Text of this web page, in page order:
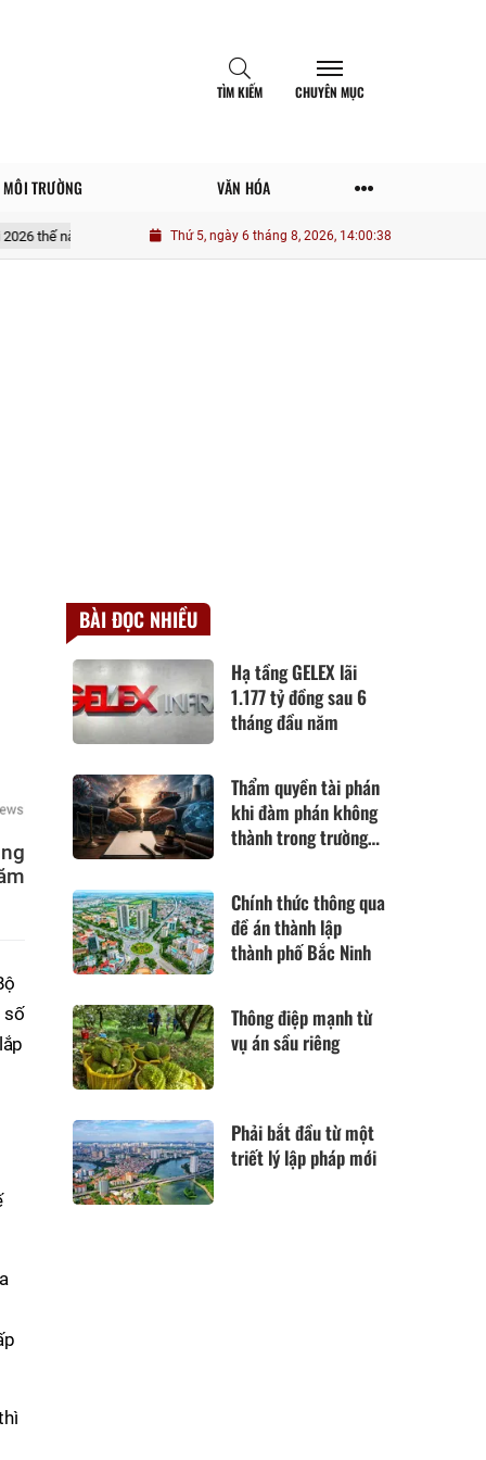
TÌM KIẾM CHUYÊN MỤC
MÔI TRƯỜNG VĂN HÓA
theo quy định mới nhất? Người sống an tâm về tiền bạc thường đã
Thứ 5, ngày 6 tháng 8, 2026, 14:00:40
số
BÀI ĐỌC NHIỀU
Hạ tầng GELEX lãi
1.177 tỷ đồng sau 6
tháng đầu năm
Thẩm quyền tài phán
khi đàm phán không
thành trong trường
đổi cơ bản theo Điều
420 Bộ luật Dân sự
năm 2015
Chính thức thông qua
đề án thành lập
thành phố Bắc Ninh
Thông điệp mạnh từ
vụ án sầu riêng
Phải bắt đầu từ một
triết lý lập pháp mới